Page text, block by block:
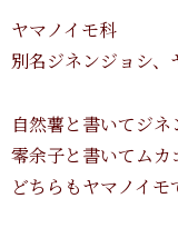
ヤマノイモ科
別名ジネンジョシ、
自然薯と書いてジネ
零余子と書いてムカ
どちらもヤマノイモ